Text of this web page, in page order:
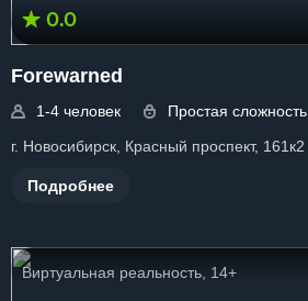
0.0
Forewarned
1-4 человек
Простая сложность
г. Новосибирск, Красный проспект, 161к2
Подробнее
Виртуальная реальность, 14+